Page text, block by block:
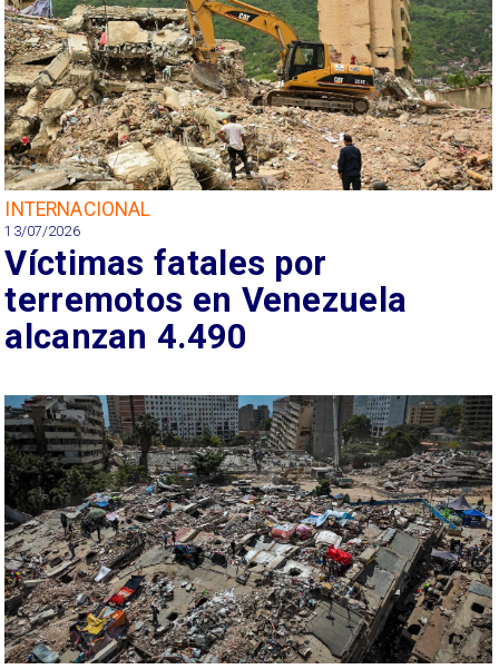
INTERNACIONAL
13/07/2026
Víctimas fatales por
terremotos en Venezuela
alcanzan 4.490